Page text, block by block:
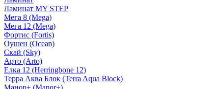
Ламинат MY STEP
Мега 8 (Mega)
Мега 12 (Mega)
Фортис (Fortis)
Оушен (Ocean)
Скай (Sky)
Арто (Arto)
Елка 12 (Herringbone 12)
Терра Аква Блок (Terra Aqua Block)
Манор+ (Manor+)